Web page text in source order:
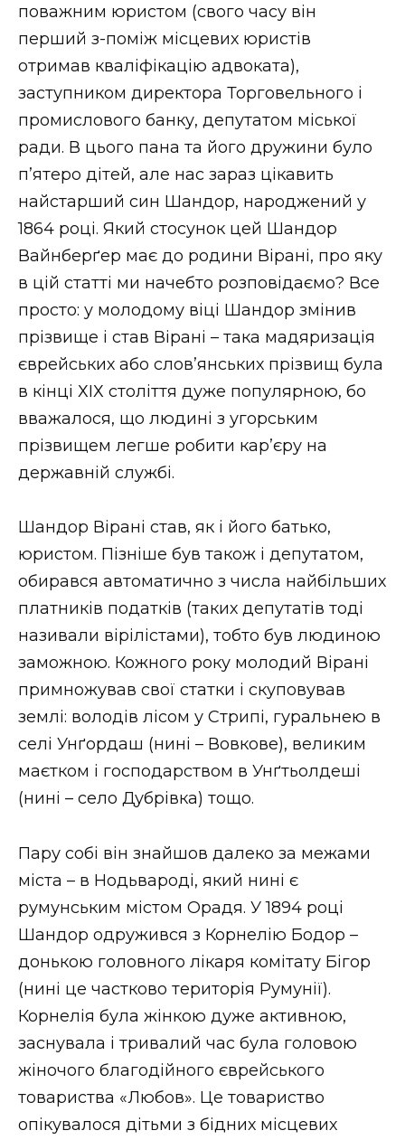
поважним юристом (свого часу він
перший з-поміж місцевих юристів
отримав кваліфікацію адвоката),
заступником директора Торговельного і
промислового банку, депутатом міської
ради. В цього пана та його дружини було
п’ятеро дітей, але нас зараз цікавить
найстарший син Шандор, народжений у
1864 році. Який стосунок цей Шандор
Вайнберґер має до родини Вірані, про яку
в цій статті ми начебто розповідаємо? Все
просто: у молодому віці Шандор змінив
прізвище і став Вірані – така мадяризація
єврейських або слов’янських прізвищ була
в кінці ХІХ століття дуже популярною, бо
вважалося, що людині з угорським
прізвищем легше робити кар’єру на
державній службі.
Шандор Вірані став, як і його батько,
юристом. Пізніше був також і депутатом,
обирався автоматично з числа найбільших
платників податків (таких депутатів тоді
називали вірілістами), тобто був людиною
заможною. Кожного року молодий Вірані
примножував свої статки і скуповував
землі: володів лісом у Стрипі, гуральнею в
селі Унґордаш (нині – Вовкове), великим
маєтком і господарством в Унґтьолдеші
(нині – село Дубрівка) тощо.
Пару собі він знайшов далеко за межами
міста – в Нодьвароді, який нині є
румунським містом Орадя. У 1894 році
Шандор одружився з Корнелію Бодор –
донькою головного лікаря комітату Бігор
(нині це частково територія Румунії).
Корнелія була жінкою дуже активною,
заснувала і тривалий час була головою
жіночого благодійного єврейського
товариства «Любов». Це товариство
опікувалося дітьми з бідних місцевих